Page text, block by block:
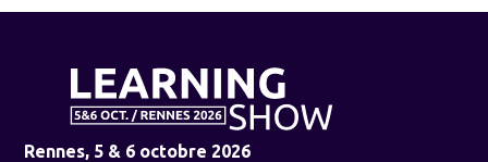
Rennes, 5 & 6 octobre 2026